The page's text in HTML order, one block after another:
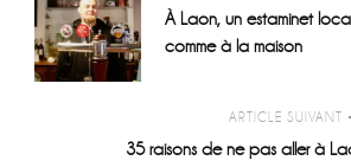
À Laon, un estaminet
comme à la maison
ARTICLE SUIVANT
35 raisons de ne pas aller à